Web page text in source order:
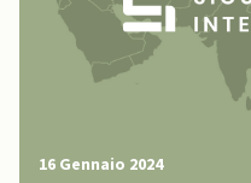
16 Gennaio 2024